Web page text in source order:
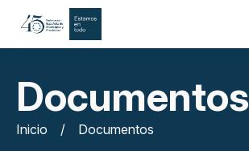
Documentos
Inicio / Documentos